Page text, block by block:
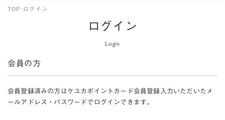
TOP ログイン
ログイン
Login
会員の方
会員登録済みの方はケユカポイントカード会員登録入力いただいたメ
ールアドレス・パスワードでログインできます。